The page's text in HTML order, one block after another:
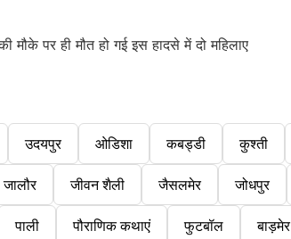
पर ही मौत हो गई इस हादसे में दो महिलाए
उदयपुर ओडिशा कबड्डी कुश्ती
जालौर जीवन शैली जैसलमेर जोधपुर
पाली पौराणिक कथाएं फुटबॉल बाड़मेर